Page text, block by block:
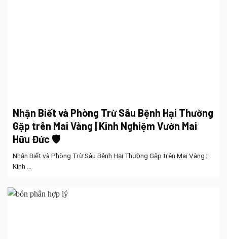
Nhận Biết và Phòng Trừ Sâu Bệnh Hại Thường
Gặp trên Mai Vàng | Kinh Nghiệm Vườn Mai
Hữu Đức 🛡️
Nhận Biết và Phòng Trừ Sâu Bệnh Hại Thường Gặp trên Mai Vàng |
Kinh ...